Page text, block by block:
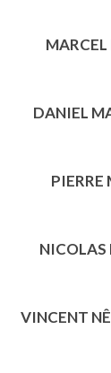
DANIEL
PIERRE
NICOLAS
VINCENT